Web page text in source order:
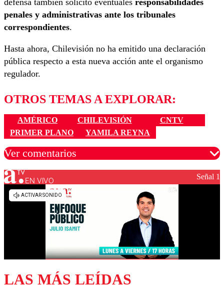
defensa también solicitó eventuales responsabilidades
penales y administrativas ante los tribunales
correspondientes.
Hasta ahora, Chilevisión no ha emitido una declaración
pública respecto a esta nueva acción ante el organismo
regulador.
OTROS TEMAS A EXPLORAR:
AMÉRICO CHILEVISIÓN
CNTV
PRIMER PLANO
YAMILA REYNA
Ver comentarios
Los comentarios son moderados para garantizar un
diálogo respetuoso.
EN VIVO Señal 1
LAS MÁS LEÍDAS